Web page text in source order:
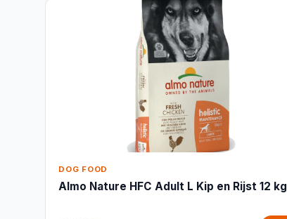
DOG FOOD
Almo Nature HFC Adult L Kip en Rijst 12 kg